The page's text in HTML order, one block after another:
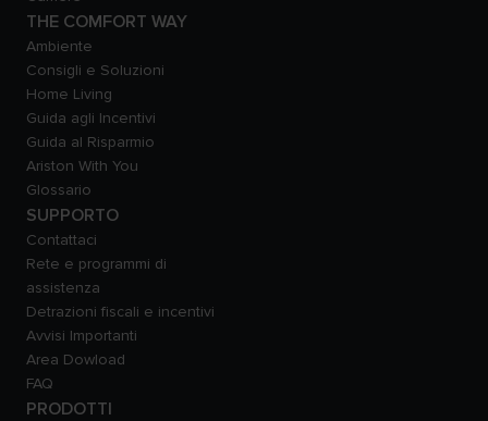
THE COMFORT WAY
Ambiente
Consigli e Soluzioni
Home Living
Guida agli Incentivi
Guida al Risparmio
Ariston With You
Glossario
SUPPORTO
Contattaci
Rete e programmi di
assistenza
Detrazioni fiscali e incentivi
Avvisi Importanti
Area Dowload
FAQ
PRODOTTI